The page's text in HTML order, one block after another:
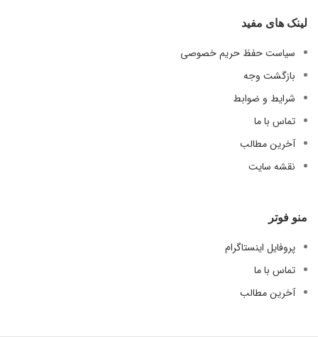
لینک های مفید
سیاست حفظ حریم خصوصی
بازگشت وجه
شرایط و ضوابط
تماس با ما
آخرین مطالب
نقشه سایت
منو فوتر
پروفایل اینستاگرام
تماس با ما
آخرین مطالب